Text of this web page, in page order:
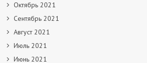
Октябрь 2021
Сентябрь 2021
Август 2021
Июль 2021
Июнь 2021